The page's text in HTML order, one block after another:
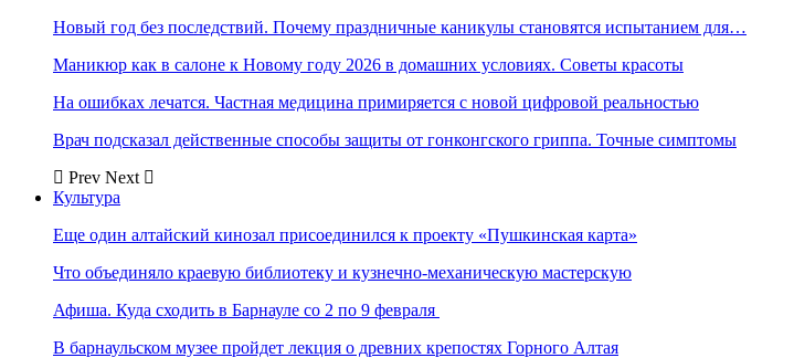
Новый год без последствий. Почему праздничные каникулы становятся испытанием для…
Маникюр как в салоне к Новому году 2026 в домашних условиях. Советы красоты
На ошибках лечатся. Частная медицина примиряется с новой цифровой реальностью
Врач подсказал действенные способы защиты от гонконгского гриппа. Точные симптомы
Prev Next
Культура
Еще один алтайский кинозал присоединился к проекту «Пушкинская карта»
Что объединяло краевую библиотеку и кузнечно-механическую мастерскую
Афиша. Куда сходить в Барнауле со 2 по 9 февраля
В барнаульском музее пройдет лекция о древних крепостях Горного Алтая